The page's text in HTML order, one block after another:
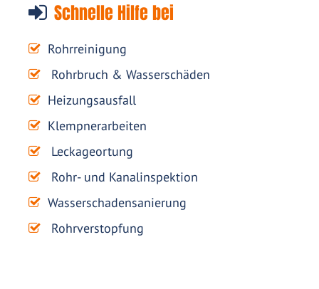
Schnelle Hilfe bei
Rohrreinigung
Rohrbruch & Wasserschäden
Heizungsausfall
Klempnerarbeiten
Leckageortung
Rohr- und Kanalinspektion
Wasserschadensanierung
Rohrverstopfung